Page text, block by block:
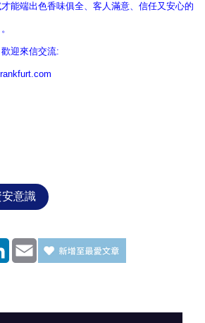
能端出色香味俱全、客人滿意、信任又安心的
迎來信交流:
安意識
LinkedIn
Email